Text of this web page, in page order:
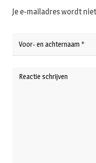
Je e-mailadres wordt